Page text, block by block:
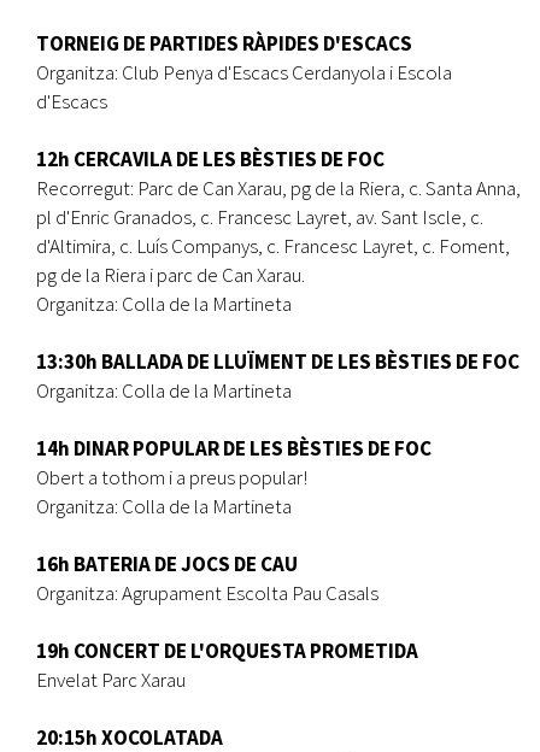
TORNEIG DE PARTIDES RÀPIDES D'ESCACS
Organitza: Club Penya d'Escacs Cerdanyola i Escola
d'Escacs
12h CERCAVILA DE LES BÈSTIES DE FOC
Recorregut: Parc de Can Xarau, pg de la Riera, c. Santa Anna,
pl d'Enric Granados, c. Francesc Layret, av. Sant Iscle, c.
d'Altimira, c. Luís Companys, c. Francesc Layret, c. Foment,
pg de la Riera i parc de Can Xarau.
Organitza: Colla de la Martineta
13:30h BALLADA DE LLUÏMENT DE LES BÈSTIES DE FOC
Organitza: Colla de la Martineta
14h DINAR POPULAR DE LES BÈSTIES DE FOC
Obert a tothom i a preus popular!
Organitza: Colla de la Martineta
16h BATERIA DE JOCS DE CAU
Organitza: Agrupament Escolta Pau Casals
19h CONCERT DE L'ORQUESTA PROMETIDA
Envelat Parc Xarau
20:15h XOCOLATADA